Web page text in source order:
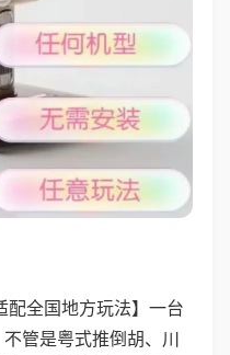
配全国地方玩法】一台
管是粤式推倒胡、川